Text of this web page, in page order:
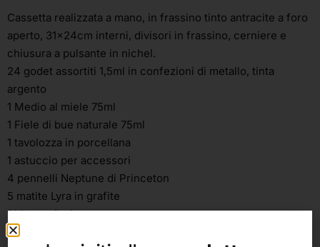
Cassetta realizzata a mano, in frassino tinto antracite a foro
aperto, 31x24cm interni, divisori in frassino, cerniere e
chiusura a pulsante in nichel.
24 godet assortiti 1,5ml in confezioni di metallo, tinta
argento
1 Medio al miele 75ml
1 Fiele di bue naturale 75ml
1 tavolozza in porcellana
1 astuccio per accessori
4 pennelli Neptune di Princeton
5 matite Lyra in grafite
1 blocco Arches